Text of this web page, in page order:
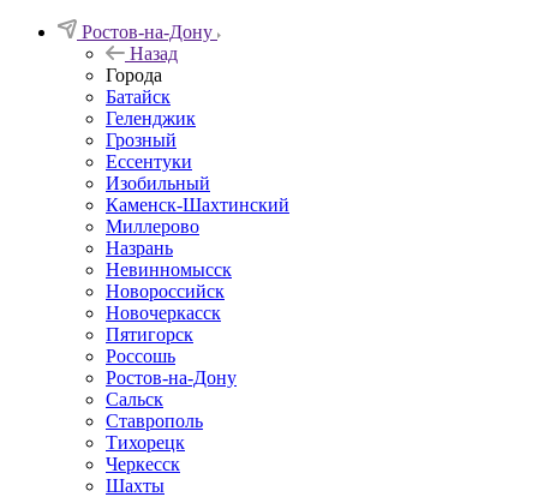
Ростов-на-Дону
Назад
Города
Батайск
Геленджик
Грозный
Ессентуки
Изобильный
Каменск-Шахтинский
Миллерово
Назрань
Невинномысск
Новороссийск
Новочеркасcк
Пятигорск
Россошь
Ростов-на-Дону
Сальск
Ставрополь
Тихорецк
Черкесск
Шахты